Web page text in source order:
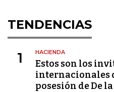
TENDENCIAS
1 HACIENDA
Estos son los
internacionales
posesión de De